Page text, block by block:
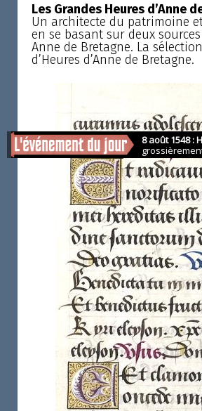
Les Grandes Heures d’Anne
Un architecte du patrimoine
en se basant sur deux
Anne de Bretagne. La
d’Heures d’Anne de Bretagne.